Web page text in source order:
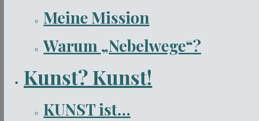
Meine Mission
Warum „Nebelwege“?
Kunst? Kunst!
KUNST ist…